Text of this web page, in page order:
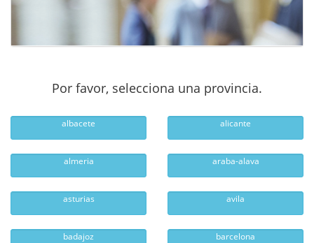
Por favor, selecciona una provincia.
albacete alicante
almeria araba-alava
asturias avila
badajoz barcelona